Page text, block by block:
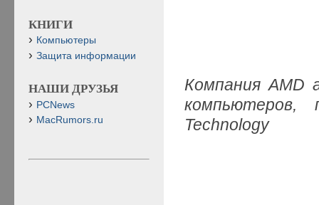
Компания AMD
компьютеров,
Technology
КНИГИ
Компьютеры
Защита информации
НАШИ ДРУЗЬЯ
PCNews
MacRumors.ru